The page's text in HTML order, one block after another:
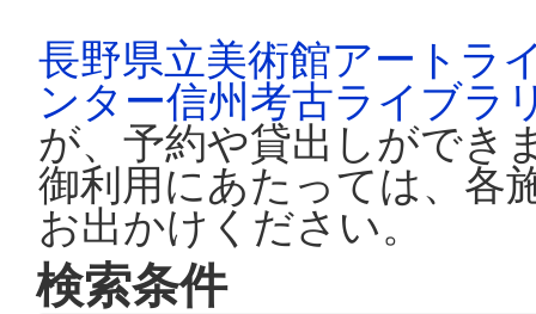
長野県立美術館アートラ
ンター信州考古ライブラ
が、予約や貸出しができ
御利用にあたっては、各
お出かけください。
検索条件